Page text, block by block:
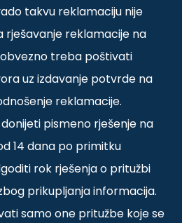
takvu reklamaciju nije
rješavanje reklamacije na
treba poštivati
uz izdavanje potvrde na
reklamacije.
pismeno rješenje na
14 dana po primitku
rok rješenja o pritužbi
prikupljanja informacija.
samo one pritužbe koje se